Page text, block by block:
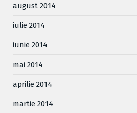
august 2014
iulie 2014
iunie 2014
mai 2014
aprilie 2014
martie 2014